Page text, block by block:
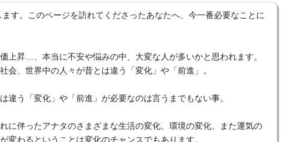
す。このページを訪れてくださったあなたへ、今一番必要なことに
上昇…、本当に不安や悩みの中、大変な人が多いかと思われます。
会、世界中の人々が昔とは違う「変化」や「前進」。
違う「変化」や「前進」が必要なのは言うまでもない事。
に伴ったアナタのさまざまな生活の変化、環境の変化、また運気の
変わるということは変化のチャンスでもあります。